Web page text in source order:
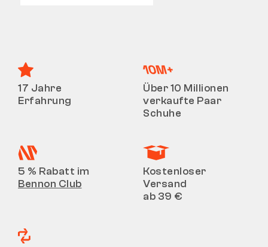
17 Jahre
Erfahrung
Über 10 Millionen
verkaufte Paar
Schuhe
5 % Rabatt im
Bennon Club
Kostenloser
Versand
ab 39 €